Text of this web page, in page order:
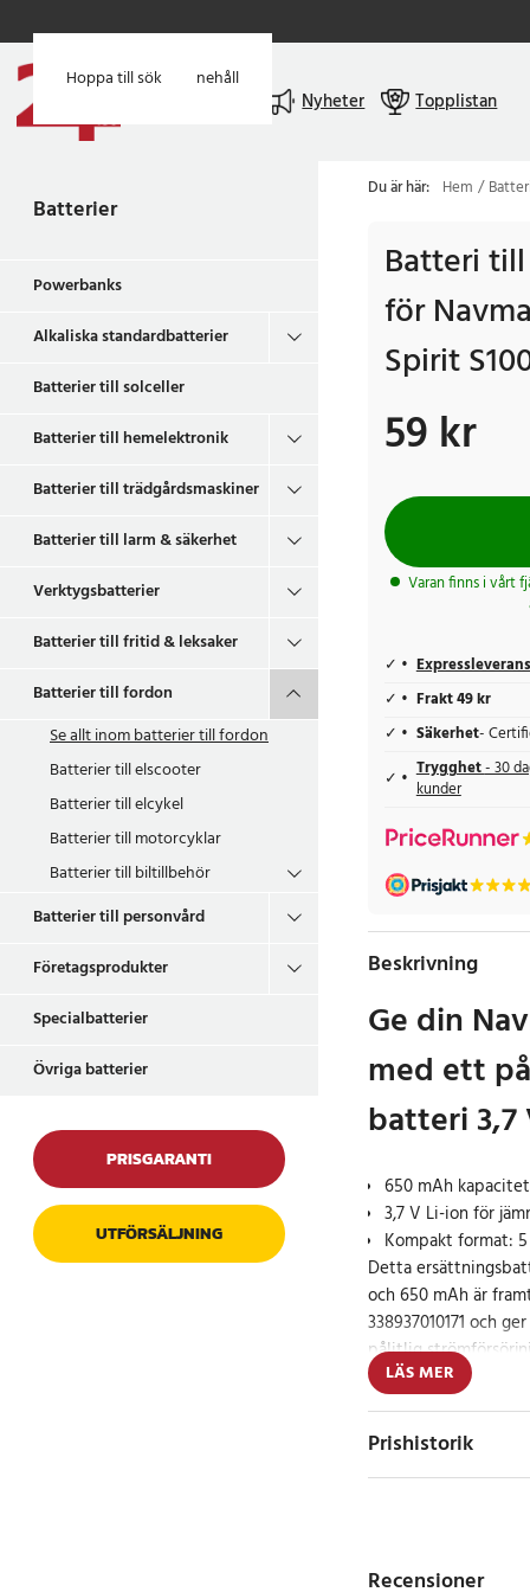
Hoppa till huvudinnehåll
Hoppa till sök
Nyheter Topplistan
Batterier
Powerbanks
Alkaliska standardbatterier
Batterier till solceller
Batterier till hemelektronik
Batterier till trädgårdsmaskiner
Batterier till larm & säkerhet
Verktygsbatterier
Batterier till fritid & leksaker
Batterier till fordon
Se allt inombatterier till fordon
Batterier till elscooter
Batterier till elcykel
Batterier till motorcyklar
Batterier till biltillbehör
Batterier till personvård
Företagsprodukter
Specialbatterier
Övriga batterier
PRISGARANTI
UTFÖRSÄLJNING
Du är här: Hem
Batteri
för
Spirit
Pris:59 kr
59 kr
Varan finns i vårt
Expressleverans
Frakt 49 kr
Säkerhet-
Trygghet- 30
kunder
Beskrivning
Ge din
med ett
batteri 3,7
650 mAh
3,7 V Li-ion för
Kompakt format:
Detta
och 650 mAh är
338937010171 och
pålitlig
5 x 3,6 x 0,5 cm och
enheten och
tydlig vägledning
körningar.
- Spänning: 3.7 V
LÄS MER
Prishistorik
Recensioner